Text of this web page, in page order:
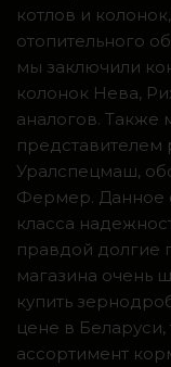
котлов и
отопительного
мы заключили
колонок Нева,
аналогов.
представителем
Уралспецмаш,
Фермер. Данное
класса
правдой долгие
магазина очень
купить
цене в
ассортимент